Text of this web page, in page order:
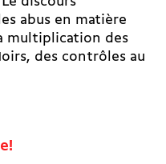
abus en matière
multiplication des
des contrôles au